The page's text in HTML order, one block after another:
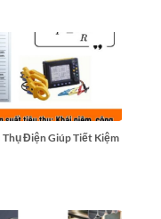
Thụ Điện Giúp Tiết Kiệm